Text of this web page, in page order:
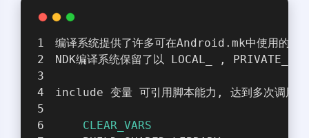
编译系统提供了许多可在Android.mk中使用的
NDK编译系统保留了以 LOCAL_ , PRIVATE_
include 变量 可引用脚本能力, 达到多次调用一
CLEAR_VARS